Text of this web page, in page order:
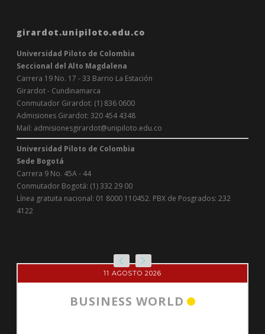
girardot.unipiloto.edu.co
Universidad Piloto de Colombia
Seccional del Alto Magdalena
Carrera 19 No. 17 - 33 Barrio La Estación
Girardot - Cundinamarca
Conmutador Girardot: (1) 836 0600
Admisiones Girardot: 320 454 4348
Mail: admisionesgirardot@unipiloto.edu.co
Universidad Piloto de Colombia
Sede Bogotá
Carrera 9 No. 45A - 44
Conmutador Bogotá: (1) 332 29 00
Línea gratuita nacional: 01 8000 110452. PBX de Posgrados: 232
4122
11 AGOSTO 2026
BUSINESS WORLD